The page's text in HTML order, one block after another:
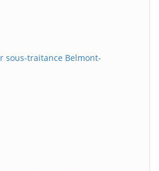
sous-traitance Belmont-